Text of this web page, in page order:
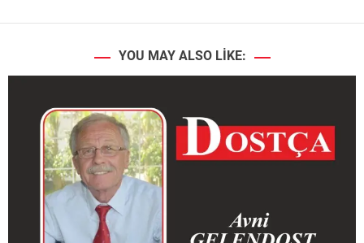
YOU MAY ALSO LIKE: